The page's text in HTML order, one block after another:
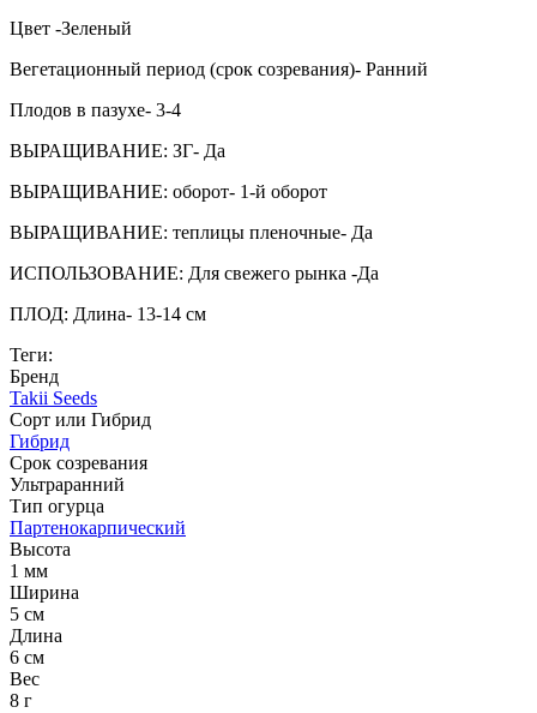
Цвет -Зеленый
Вегетационный период (срок созревания)- Ранний
Плодов в пазухе- 3-4
ВЫРАЩИВАНИЕ: ЗГ- Да
ВЫРАЩИВАНИЕ: оборот- 1-й оборот
ВЫРАЩИВАНИЕ: теплицы пленочные- Да
ИСПОЛЬЗОВАНИЕ: Для свежего рынка -Да
ПЛОД: Длина- 13-14 см
Теги:
Бренд
Takii Seeds
Сорт или Гибрид
Гибрид
Срок созревания
Ультраранний
Тип огурца
Партенокарпический
Высота
1 мм
Ширина
5 см
Длина
6 см
Вес
8 г